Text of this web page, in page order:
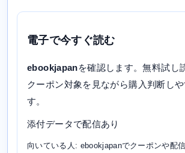
電子で今すぐ読む
ebookjapanを確認します。無料試し
クーポン対象を見ながら購入判断し
す。
添付データで配信あり
向いている人: ebookjapanでクーポンや配